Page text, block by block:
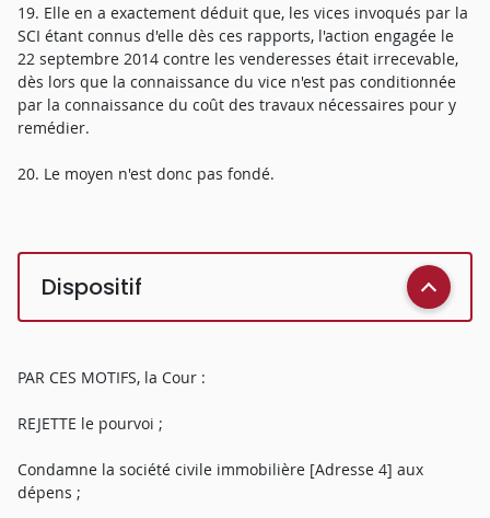
19. Elle en a exactement déduit que, les vices invoqués par la
SCI étant connus d'elle dès ces rapports, l'action engagée le
22 septembre 2014 contre les venderesses était irrecevable,
dès lors que la connaissance du vice n'est pas conditionnée
par la connaissance du coût des travaux nécessaires pour y
remédier.
20. Le moyen n'est donc pas fondé.
Dispositif
PAR CES MOTIFS, la Cour :
REJETTE le pourvoi ;
Condamne la société civile immobilière [Adresse 4] aux
dépens ;